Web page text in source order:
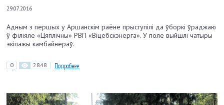
29.07.2016
Адным з першых у Аршанскім раёне прыступілі да ўборкі ўраджаю
ў філіяле «Цяплічны» РВП «Віцебскэнерга». У поле выйшлі чатыры
экіпажы камбайнераў.
0 2848 Подробнее